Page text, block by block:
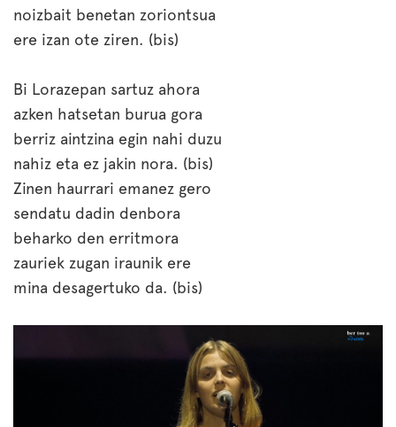
noizbait benetan zoriontsua
ere izan ote ziren. (bis)
Bi Lorazepan sartuz ahora
azken hatsetan burua gora
berriz aintzina egin nahi duzu
nahiz eta ez jakin nora. (bis)
Zinen haurrari emanez gero
sendatu dadin denbora
beharko den erritmora
zauriek zugan iraunik ere
mina desagertuko da. (bis)